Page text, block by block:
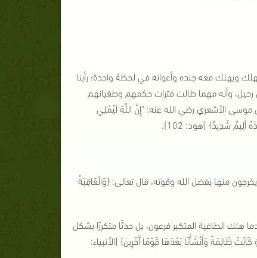
ويهلك معه جنده وأعوانه في لحظة واحدة؛ رأينا
رحيل، وأنه مهما طالت فترات حكمهم وطغيانهم
موسى الأشعري رضي الله عنه: "إِنَّ اللَّهَ لَيُمْلِي
أَلِيمٌ شَدِيدٌ} [هود: 102] .
منها بفضل الله وقوته، قال تعالى: {وَالْعَاقِبَةُ
الطاغية المتكبر فرعون، بل حدثًا متكررًا بشكل
ظَالِمَةً وَأَنْشَأْنَا بَعْدَهَا قَوْمًا آَخَرِينَ} [الأنبياء: